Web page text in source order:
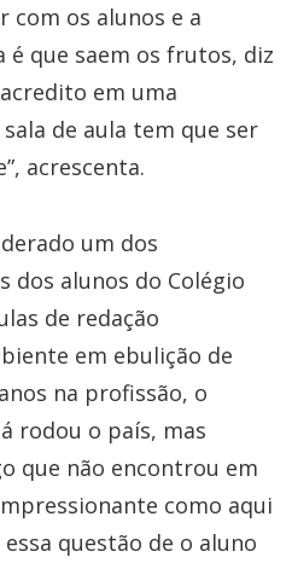
com os alunos e a
é que saem os frutos, diz
em uma
de aula tem que ser
acrescenta.
um dos
dos alunos do Colégio
de redação
em ebulição de
na profissão, o
rodou o país, mas
que não encontrou em
como aqui
questão de o aluno